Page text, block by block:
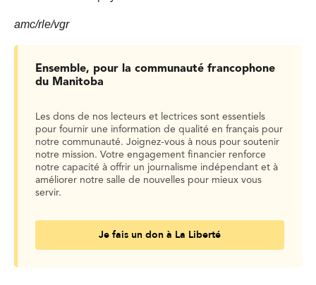
amc/rle/vgr
Ensemble, pour la communauté francophone
du Manitoba
Les dons de nos lecteurs et lectrices sont essentiels
pour fournir une information de qualité en français pour
notre communauté. Joignez-vous à nous pour soutenir
notre mission. Votre engagement financier renforce
notre capacité à offrir un journalisme indépendant et à
améliorer notre salle de nouvelles pour mieux vous
servir.
Je fais un don à La Liberté